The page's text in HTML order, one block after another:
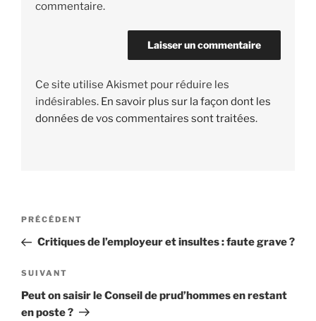
commentaire.
Ce site utilise Akismet pour réduire les
indésirables. En savoir plus sur la façon dont les
données de vos commentaires sont traitées.
Navigation
l’article
Article
précédent
PRÉCÉDENT
Critiques de l’employeur et insultes : faute grave ?
Article
suivant
SUIVANT
Peut on saisir le Conseil de prud’hommes en restant
en poste ?